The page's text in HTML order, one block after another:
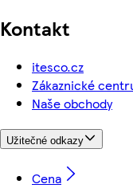
Kontakt
itesco.cz
Zákaznické
Naše obchody
Užitečné odkazy
Cena